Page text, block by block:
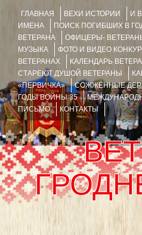
ГЛАВНАЯ ВЕХИ ИСТОРИИ
И
ИМЕНА
ПОИСК ПОГИБШИХ В
ВЕТЕРАНА
ОФИЦЕРЫ-
МУЗЫКА
ФОТО И ВИДЕО
ВЕТЕРАНАХ
КАЛЕНДАРЬ
СТАРЕЮТ ДУШОЙ ВЕТЕРАНЫ
«ПЕРВИЧКА»
СОЖЖЁННЫЕ
ГОДЫ ВОЙНЫ 35
ПИСЬМО
КОНТАКТЫ